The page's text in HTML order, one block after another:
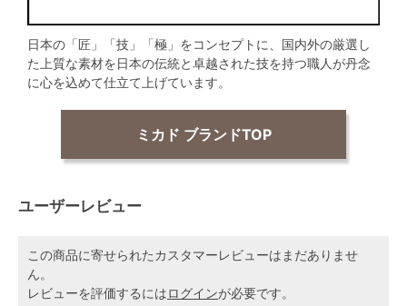
日本の「匠」「技」「極」をコンセプトに、国内外の厳選し
た上質な素材を日本の伝統と卓越された技を持つ職人が丹念
に心を込めて仕立て上げています。
ミカド ブランドTOP
ユーザーレビュー
この商品に寄せられたカスタマーレビューはまだありませ
ん。
レビューを評価するにはログインが必要です。